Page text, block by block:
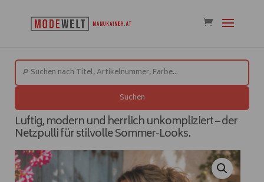
Suchen
Luftig, modern und herrlich unkompliziert – der
Netzpulli für stilvolle Sommer-Looks.